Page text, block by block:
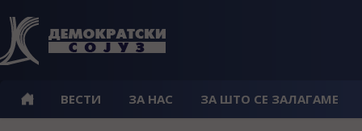
ВЕСТИ ЗА НАС ЗА ШТО СЕ ЗАЛАГАМЕ